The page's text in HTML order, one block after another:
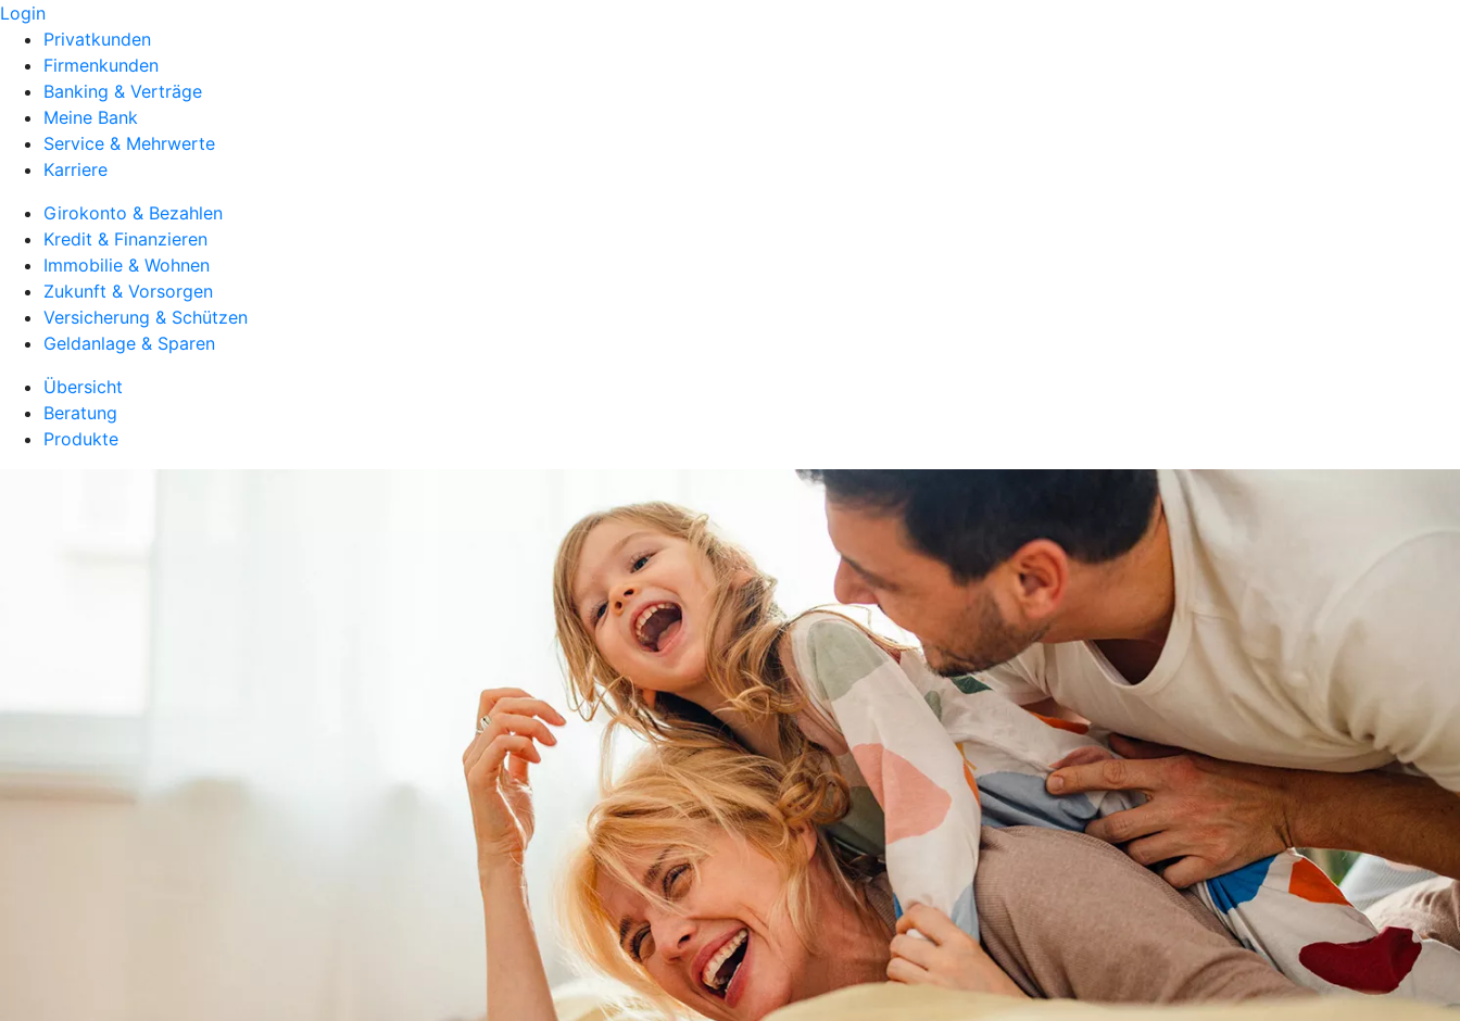
Login
Privatkunden
Firmenkunden
Banking & Verträge
Meine Bank
Service & Mehrwerte
Karriere
Girokonto & Bezahlen
Kredit & Finanzieren
Immobilie & Wohnen
Zukunft & Vorsorgen
Versicherung & Schützen
Geldanlage & Sparen
Übersicht
Beratung
Produkte